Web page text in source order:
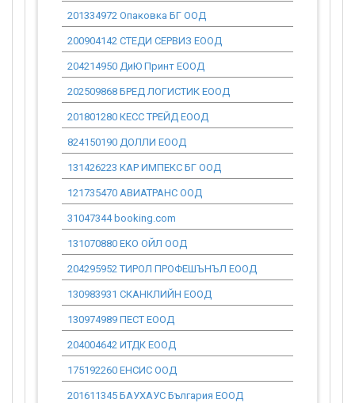
201334972 Опаковка БГ ООД
200904142 СТЕДИ СЕРВИЗ ЕООД
204214950 ДиЮ Принт ЕООД
202509868 БРЕД ЛОГИСТИК ЕООД
201801280 КЕСС ТРЕЙД ЕООД
824150190 ДОЛЛИ ЕООД
131426223 КАР ИМПЕКС БГ ООД
121735470 АВИАТРАНС ООД
31047344 booking.com
131070880 ЕКО ОЙЛ ООД
204295952 ТИРОЛ ПРОФЕШЪНЪЛ ЕООД
130983931 СКАНКЛИЙН ЕООД
130974989 ПЕСТ ЕООД
204004642 ИТДК ЕООД
175192260 ЕНСИС ООД
201611345 БАУХАУС България ЕООД